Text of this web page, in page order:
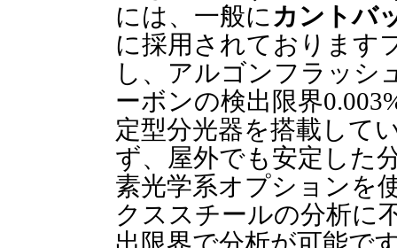
には、一般に カントバ
に採用されております
し、アルゴンフラッシ
ーボンの検出限界
定型分光器を搭載して
ず、屋外でも安定した
素光学系オプションを
クススチールの分析に